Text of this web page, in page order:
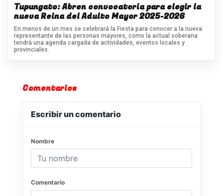
Tupungato: Abren convocatoria para elegir la
nueva Reina del Adulto Mayor 2025-2026
En menos de un mes se celebrará la Fiesta para conocer a la nueva
representante de las personas mayores, como la actual soberana
tendrá una agenda cargada de actividades, eventos locales y
provinciales.
Comentarios
Escribir un comentario
Nombre
Comentario